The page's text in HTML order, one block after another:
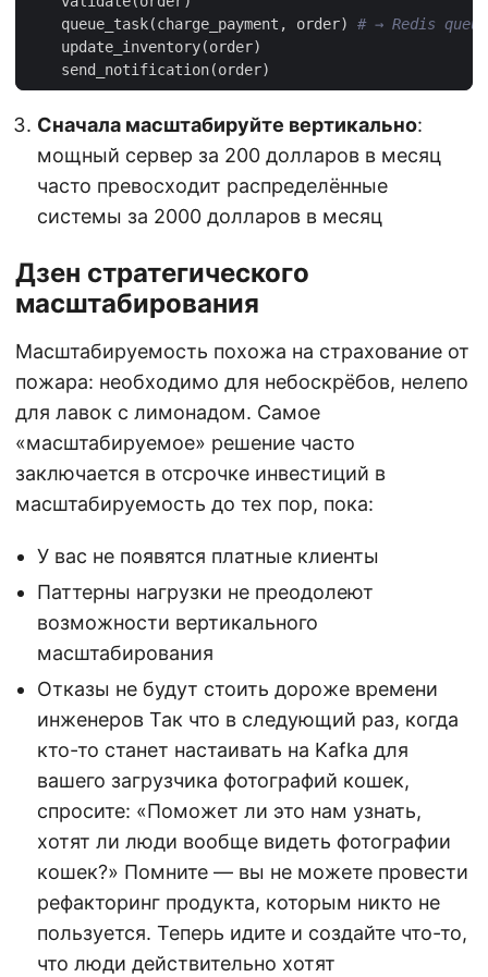
queue_task(charge_payment , order)
# → Redis queue
update_inventory(order)
send_notification(order)
Сначала масштабируйте вертикально:
мощный сервер за 200 долларов в месяц
часто превосходит распределённые
системы за 2000 долларов в месяц
Дзен стратегического
масштабирования
Масштабируемость похожа на страхование от
пожара: необходимо для небоскрёбов, нелепо
для лавок с лимонадом. Самое
«масштабируемое» решение часто
заключается в отсрочке инвестиций в
масштабируемость до тех пор, пока:
У вас не появятся платные клиенты
Паттерны нагрузки не преодолеют
возможности вертикального
масштабирования
Отказы не будут стоить дороже времени
инженеров Так что в следующий раз, когда
кто-то станет настаивать на Kafka для
вашего загрузчика фотографий кошек,
спросите: «Поможет ли это нам узнать,
хотят ли люди вообще видеть фотографии
кошек?» Помните — вы не можете провести
рефакторинг продукта, которым никто не
пользуется. Теперь идите и создайте что-то,
что люди действительно хотят